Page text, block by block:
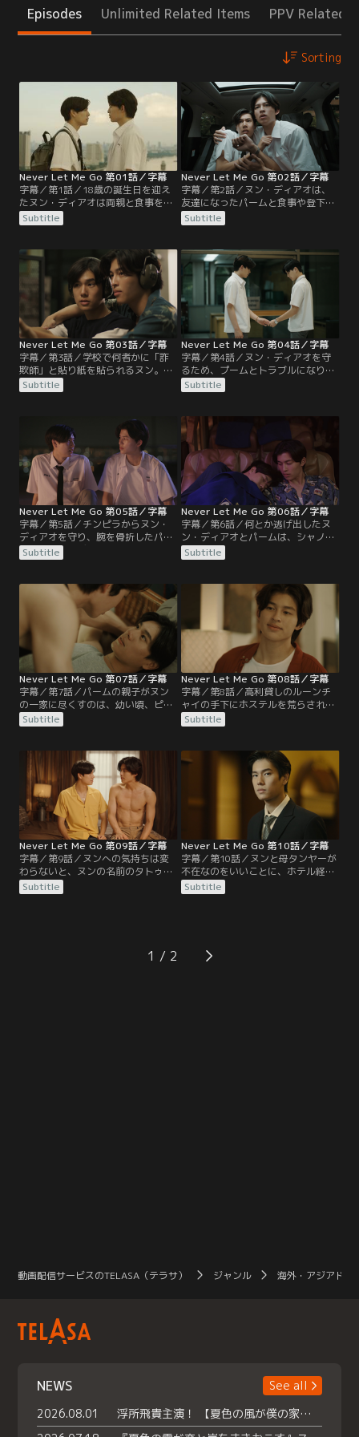
Episodes Unlimited Related Items PPV Related
Sorting
Never Let Me Go 第01話／字幕
字幕／第1話／18歳の誕生日を迎え
たヌン・ディアオは両親と食事をす
る。その帰り、高級ホテル経営者で
ある父が何者かに銃撃され、亡くな
アオの家で働いているシャノンの息
子パームがやってきて、ヌンと同じ
高校に通うことに。実は母親のタン
ヤーがヌン・ディアオの身を心配す
るあまり、家や学校での警護のため
パームを呼びよせたのだった。
Subtitle
Never Let Me Go 第02話／字幕
字幕／第2話／ヌン・ディアオは、
友達になったパームと食事や登下校
を一緒にしようとするが、シャノン
に注意されてしまう。学校でだけ友
係なく、いつも友達だと伝える。学
校ではヌンへのイタズラがひどくな
り、それを見たベンはヌンに親友に
なろうと言う。
Subtitle
Never Let Me Go 第03話／字幕
字幕／第3話／学校で何者かに「詐
欺師」と貼り紙を貼られるヌン。ベ
ンはヌンとパームが同じ車で帰ると
ころを目撃し、パームが運転手の息
の生活を奪うなと忠告し、2人を引
き離そうとする。一方、ネックレス
を盗まれたヌンは嫌がらせの犯人が
プームであることを突き止める。プ
ームの家族は立ち退きで影響を受け
ていたのだった。
Subtitle
Never Let Me Go 第04話／字幕
字幕／第4話／ヌン・ディアオを守
るため、プームとトラブルになり、
2週間の出席停止処分を受けるパー
ム。授業に遅れないか心配したヌン
成に取り組む。ある日、ヌンはいつ
ものようにピアノを弾いていると、
ベンがやってくる。告白され、あげ
くにキスまでされることに。
Subtitle
Never Let Me Go 第05話／字幕
字幕／第5話／チンピラからヌン・
ディアオを守り、腕を骨折したパー
ムは、ヌン・ディアオとベンの乗馬
にも付き添う。ある朝、ヌンが登校
らまかれる。校長室で父親に問いた
だされたベンは、キスしてきたのが
ヌンだとウソをつく。
Subtitle
Never Let Me Go 第06話／字幕
字幕／第6話／何とか逃げ出したヌ
ン・ディアオとパームは、シャノン
の指示どおり、パームの母親である
マムの所へ向かう。パームはマムに
在することに。滞在中は部屋代を払
う代わりに、マムの仕事を手伝うこ
とになったヌンたち。そんな中、何
か隠していると感じたマムはパーム
を問いただし、ヌンを守っているこ
とを知る。
Subtitle
Never Let Me Go 第07話／字幕
字幕／第7話／パームの親子がヌン
の一家に尽くすのは、幼い頃、ピポ
ブに医療費を払ってもらい、命を救
われた借りがあるためだと知るヌ
黒幕ではないかと聞かれたスッパギ
ットは、チョッパーがすべてを引き
継ぎ、後継者になると話す。
Subtitle
Never Let Me Go 第08話／字幕
字幕／第8話／高利貸しのルーンチ
ャイの手下にホステルを荒らされ、
マムが借金していることを知るパー
ムたち。学校では、ベンとチョッパ
プームに売ったことを白状させる。
ある日、ガイドの手伝いをするマギ
ーがやって来て、パームが島を案内
していると、ルーンチャイの賭場で
写真を撮ってしまい、モメてしま
Subtitle
Never Let Me Go 第09話／字幕
字幕／第9話／ヌンへの気持ちは変
わらないと、ヌンの名前のタトゥー
を入れるパーム。ベンはスッパギッ
トがヌン親子を襲撃したと知り、父
ニュースを見る。ホステルに2人の
男がヌンを捜しに来たので、マムが
Subtitle
Never Let Me Go 第10話／字幕
字幕／第10話／ヌンと母タンヤーが
不在なのをいいことに、ホテル経営
に乗り出すスッパギットだったが、
そこへヌンが戻り、タンヤーの代理
ョッパーは父スッパギットにヌンを
放っておくよう言うが、スッパギッ
Subtitle
1
動画配信サービスのTELASA（テラサ） ジャンル 海外・アジアドラ
NEWS
See all
2026.08.01
浮所飛貴主演！ 【夏色の風が僕の家にやってきた】 本日よりテラサで独占配信スタート！